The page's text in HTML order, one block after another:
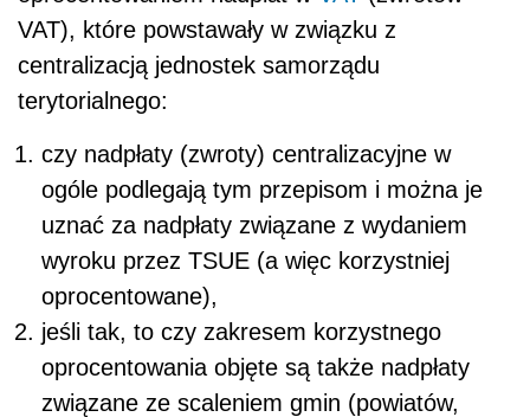
VAT), które powstawały w związku z
centralizacją jednostek samorządu
terytorialnego:
czy nadpłaty (zwroty) centralizacyjne w
ogóle podlegają tym przepisom i można je
uznać za nadpłaty związane z wydaniem
wyroku przez TSUE (a więc korzystniej
oprocentowane),
jeśli tak, to czy zakresem korzystnego
oprocentowania objęte są także nadpłaty
związane ze scaleniem gmin (powiatów,